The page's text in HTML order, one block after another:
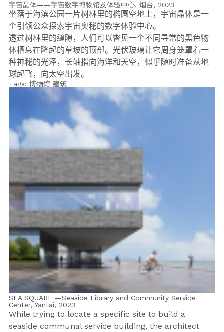
宇宙晶体——宇宙数字博物馆及体验中心, 烟台, 2023
坐落于海滨公园一片树林里的椭圆空地上，宇宙晶体是一
个引领公众探索宇宙奥秘的数字体验中心。
透过树林里的缝隙，人们可以瞥见一个不同寻常的黑色物
体栖息在隆起的草坡的顶部。光伏玻璃让它周身笼罩着一
种神秘的光泽，长轴指向海洋和天空，似乎随时准备从地
球起飞，向太空出发。
Tags: 博物馆 建筑
SEA SQUARE —Seaside Library and Community Service
Center, Yantai, 2023
While trying to locate a specific site to build a
seaside communal service building, the architect